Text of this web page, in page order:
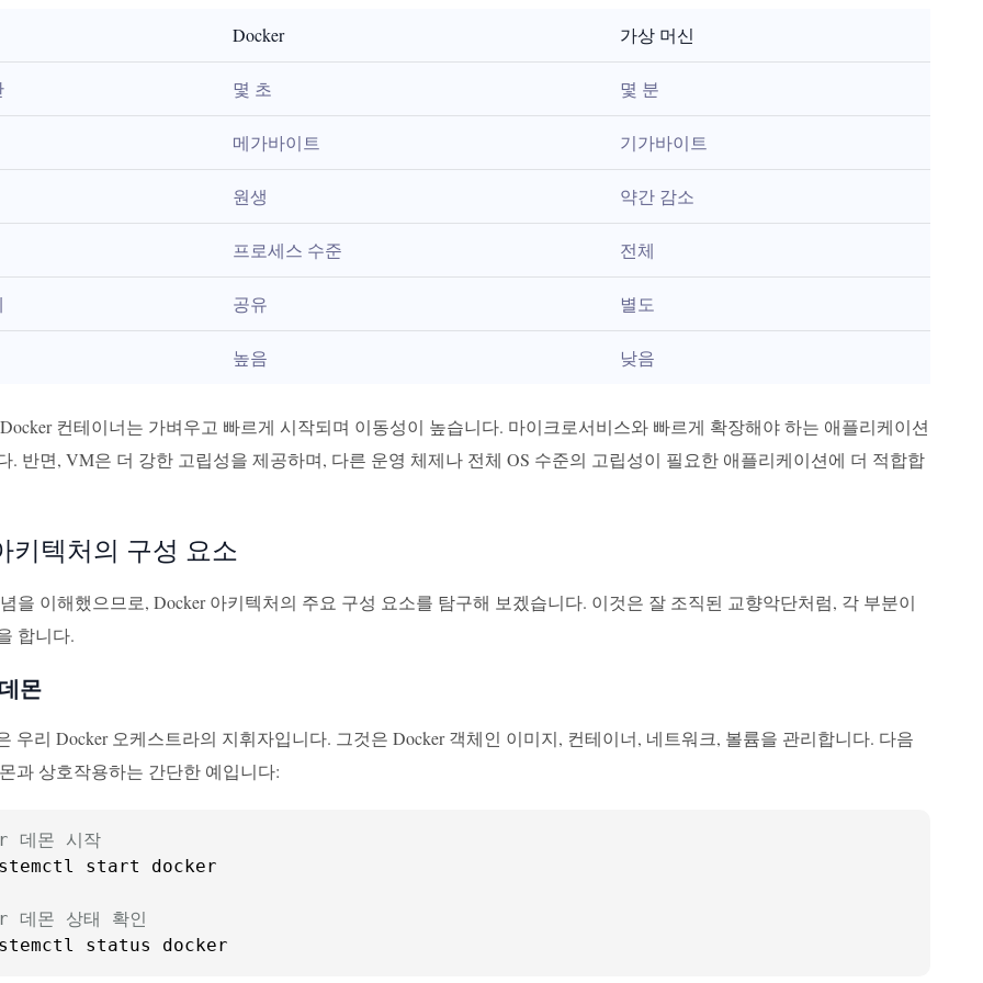
Docker 가상 머신
몇 초 몇 분
메가바이트 기가바이트
원생 약간 감소
프로세스 수준 전체
공유 별도
높음 낮음
컨테이너는 가벼우고 빠르게 시작되며 이동성이 높습니다. 마이크로서비스와 빠르게 확장해야 하는 애플리케이션
. 반면, VM은 더 강한 고립성을 제공하며, 다른 운영 체제나 전체 OS 수준의 고립성이 필요한 애플리케이션에 더 적합합
키텍처의 구성 요소
을 이해했으므로, Docker 아키텍처의 주요 구성 요소를 탐구해 보겠습니다. 이것은 잘 조직된 교향악단처럼, 각 부분이
합니다.
몬
우리 Docker 오케스트라의 지휘자입니다. 그것은 Docker 객체인 이미지, 컨테이너, 네트워크, 볼륨을 관리합니다. 다음
과 상호작용하는 간단한 예입니다:
데몬 시작
start docker
데몬 상태 확인
status docker